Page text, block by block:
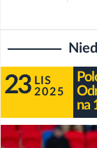
23 LIS
2025
na